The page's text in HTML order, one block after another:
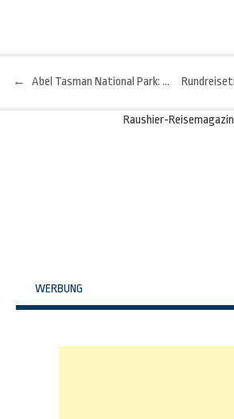
Beitragsnavigation
← Abel Tasman National Park: Karibik-Flair in Neuseeland
Raushier-Reisemagazin
WERBUNG